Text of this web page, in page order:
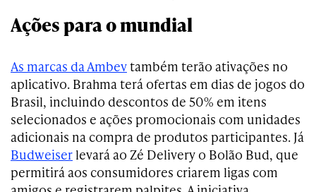
Ações para o mundial
As marcas da Ambevtambém terão ativações no
aplicativo. Brahma terá ofertas em dias de jogos do
Brasil, incluindo descontos de 50% em itens
selecionados e ações promocionais com unidades
adicionais na compra de produtos participantes. Já
Budweiser levará ao Zé Delivery o Bolão Bud, que
permitirá aos consumidores criarem ligas com